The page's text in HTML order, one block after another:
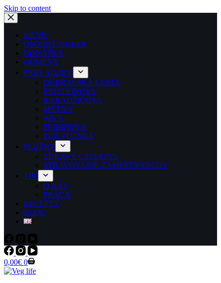
Skip to content
MENU
OSOBNÝ ODBER
DONÁŠKA
ODMENY
PREVÁDZKY
DÚBRAVSKÁ CESTA
EINSTEINOVA
KARADŽIČOVA
MÝTNA
NIVY
PRIBINOVA
PRIEVOZSKÁ
SLUŽBY
ZDRAVÝ CATERING
STRAVOVANIE ZAMESTNANCOV
TÍM
O NÁS
PRÁCA
RECEPTY
BLOG
Shopping
cart
0,00€ 0